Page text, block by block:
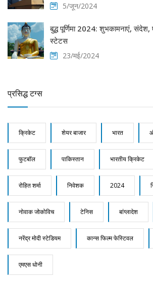
5/जून/2024
बुद्ध पूर्णिमा 2024: शुभकामनाएं,
स्टेटस
23/मई/2024
प्रसिद्ध टग्स
क्रिकेट शेयर बाजार भारत
फुटबॉल पाकिस्तान भारतीय क्रिकेट
रोहित शर्मा निवेशक 2024
नोवाक जोकोविच टेनिस बांग्लादेश
नरेंद्र मोदी स्टेडियम कान्स फिल्म फेस्टिवल
एमएस धोनी